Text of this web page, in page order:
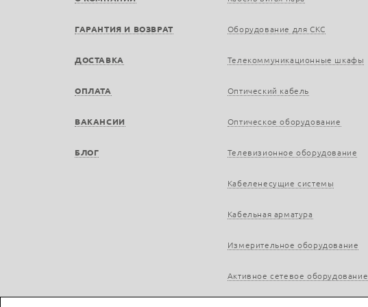
ГАРАНТИЯ И ВОЗВРАТ
ДОСТАВКА
ОПЛАТА
ВАКАНСИИ
БЛОГ
Оборудование для СКС
Телекоммуникационные шкафы
Оптический кабель
Оптическое оборудование
Телевизионное оборудование
Кабеленесущие системы
Кабельная арматура
Измерительное оборудование
Активное сетевое оборудование